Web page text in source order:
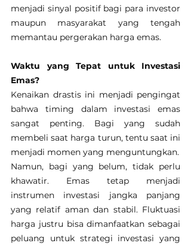
menjadi sinyal positif bagi para investor
maupun masyarakat yang tengah
memantau pergerakan harga emas.
Waktu yang Tepat untuk Investasi
Emas?
Kenaikan drastis ini menjadi pengingat
bahwa timing dalam investasi emas
sangat penting. Bagi yang sudah
membeli saat harga turun, tentu saat ini
menjadi momen yang menguntungkan.
Namun, bagi yang belum, tidak perlu
khawatir. Emas tetap menjadi
instrumen investasi jangka panjang
yang relatif aman dan stabil. Fluktuasi
harga justru bisa dimanfaatkan sebagai
peluang untuk strategi investasi yang